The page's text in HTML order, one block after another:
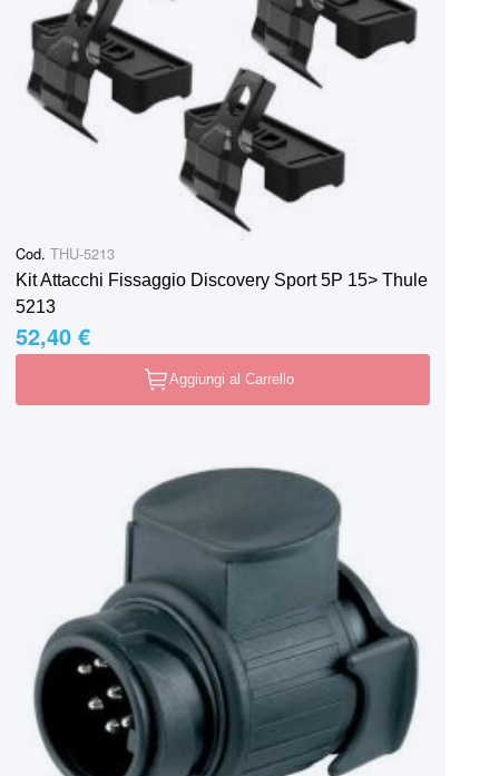
Cod. THU-5213
Kit Attacchi Fissaggio Discovery Sport 5P 15> Thule
5213
52,40 €
Aggiungi al Carrello